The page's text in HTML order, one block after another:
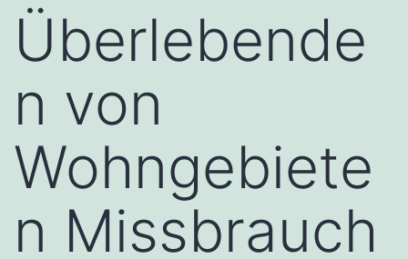
Überlebende
n von
Wohngebiete
n Missbrauch